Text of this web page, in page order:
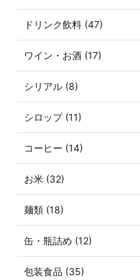
ドリンク飲料 (47)
ワイン・お酒 (17)
シリアル (8)
シロップ (11)
コーヒー (14)
お米 (32)
麺類 (18)
缶・瓶詰め (12)
包装食品 (35)